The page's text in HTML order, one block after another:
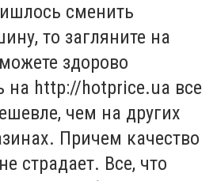
сменить
то загляните на
здорово
на http://hotprice.ua все
чем на других
Причем качество
страдает. Все, что